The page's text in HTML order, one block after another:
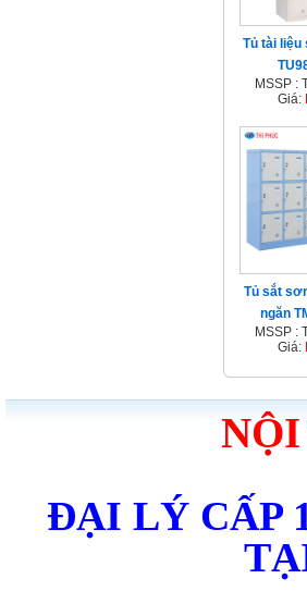
Tủ tài liệu
MSSP :
Giá:
Tủ sắt
ngăn
MSSP :
Giá:
ĐẠI LÝ CẤP